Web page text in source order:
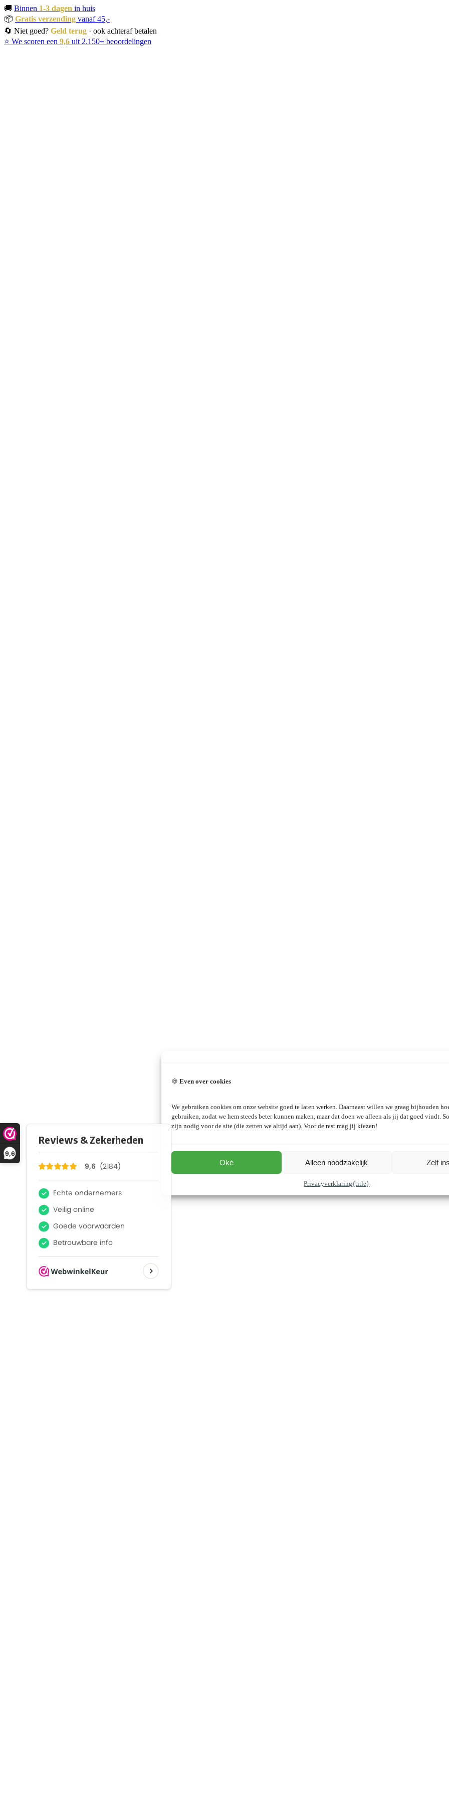
9,6
🍪 Even over cookies
We gebruiken cookies om onze website goed te laten werken. Daarnaast willen we graag bijhouden
gebruiken, zodat we hem steeds beter kunnen maken, maar dat doen we alleen als jij dat goed vindt.
zijn nodig voor de site (die zetten we altijd aan). Voor de rest mag jij kiezen!
Oké Alleen noodzakelijk Zelf
Privacyverklaring{title}
🚚 Binnen 1-3 dagen in huis
📦 Gratis verzending vanaf 45,-
🔄 Niet goed? Geld terug · ook achteraf betalen
⭐ We scoren een 9,6 uit 2.150+ beoordelingen